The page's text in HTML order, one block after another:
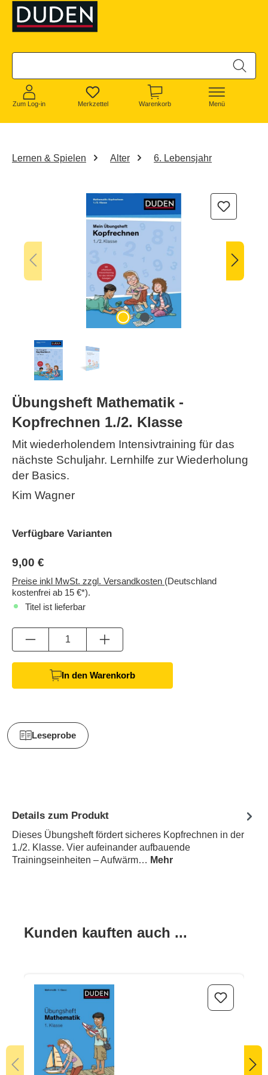
springen
Zum Log-in Merkzettel Warenkorb Menü
Lernen & Spielen Alter 6. Lebensjahr
Bildergalerie überspringen
Übungsheft Mathematik -
Kopfrechnen 1./2. Klasse
Mit wiederholendem Intensivtraining für das
nächste Schuljahr. Lernhilfe zur Wiederholung
der Basics.
Kim Wagner
Verfügbare Varianten
9,00 €
Preise inkl MwSt. zzgl. Versandkosten (Deutschland
kostenfrei ab 15 €*).
Titel ist lieferbar
Anzahl
In den Warenkorb
Leseprobe
Details zum Produkt
Dieses Übungsheft fördert sicheres Kopfrechnen in der
1./2. Klasse. Vier aufeinander aufbauende
Trainingseinheiten – Aufwärm… Mehr
Produktgalerie überspringen
Kunden kauften auch ...
Übungsheft Mathematik - 1. Klasse